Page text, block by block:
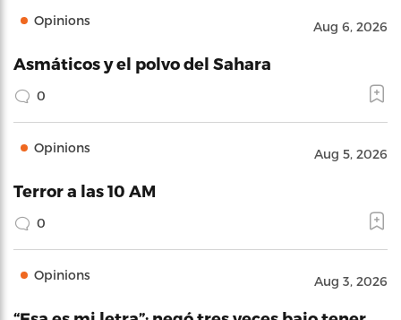
Opinions Aug 6, 2026
Asmáticos y el polvo del Sahara
0
Opinions Aug 5, 2026
Terror a las 10 AM
0
Opinions Aug 3, 2026